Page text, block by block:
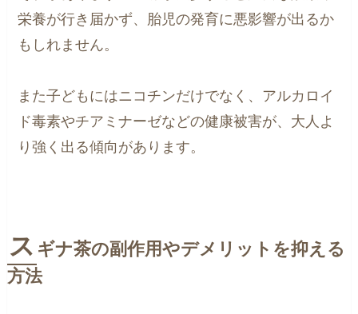
栄養が行き届かず、胎児の発育に悪影響が出るか
もしれません。
また子どもにはニコチンだけでなく、アルカロイ
ド毒素やチアミナーゼなどの健康被害が、大人よ
り強く出る傾向があります。
ス ギナ茶の副作用やデメリットを抑える
方法